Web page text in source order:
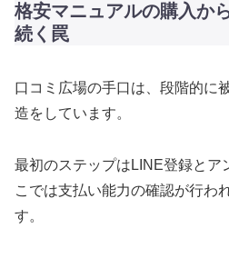
格安マニュアルの購入か
続く罠
口コミ広場の手口は、段階的に
造をしています。
最初のステップはLINE登録とア
こでは支払い能力の確認が行わ
す。